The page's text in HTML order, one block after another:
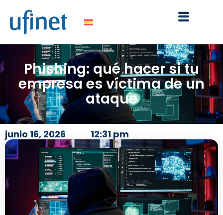
contenido
Phishing: qué hacer si tu
empresa es víctima de un
ataque
junio 16, 2026 12:31 pm